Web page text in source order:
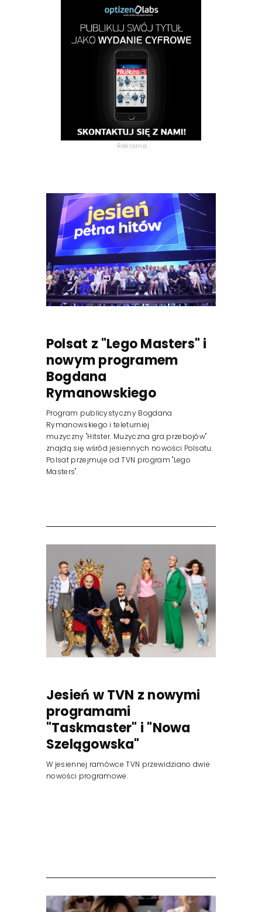
Reklama
Polsat z "Lego Masters" i
nowym programem
Bogdana
Rymanowskiego
Program publicystyczny Bogdana
Rymanowskiego i teleturniej
muzyczny "Hitster. Muzyczna gra przebojów"
znajdą się wśród jesiennych nowości Polsatu.
Polsat przejmuje od TVN program "Lego
Masters".
Jesień w TVN z nowymi
programami
"Taskmaster" i "Nowa
Szelągowska"
W jesiennej ramówce TVN przewidziano dwie
nowości programowe.